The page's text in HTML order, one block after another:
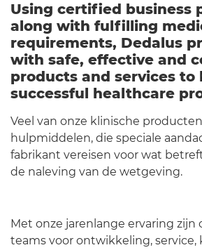
Using certified business
along with fulfilling
requirements, Dedalus
with safe, effective and
products and services to
successful healthcare
Veel van onze klinische
hulpmiddelen, die speciale
fabrikant vereisen voor wat
de naleving van de wetgeving.
Met onze jarenlange ervaring
teams voor ontwikkeling, service,